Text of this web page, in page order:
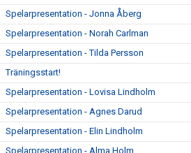
Spelarpresentation - Jonna Åberg
Spelarpresentation - Norah Carlman
Spelarpresentation - Tilda Persson
Träningsstart!
Spelarpresentation - Lovisa Lindholm
Spelarpresentation - Agnes Darud
Spelarpresentation - Elin Lindholm
Spelarpresentation - Alma Holm